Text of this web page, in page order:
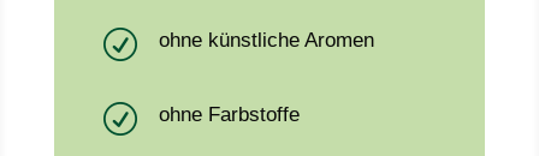
R ohne künstliche Aromen
R ohne Farbstoffe